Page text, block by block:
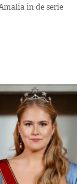
in de serie